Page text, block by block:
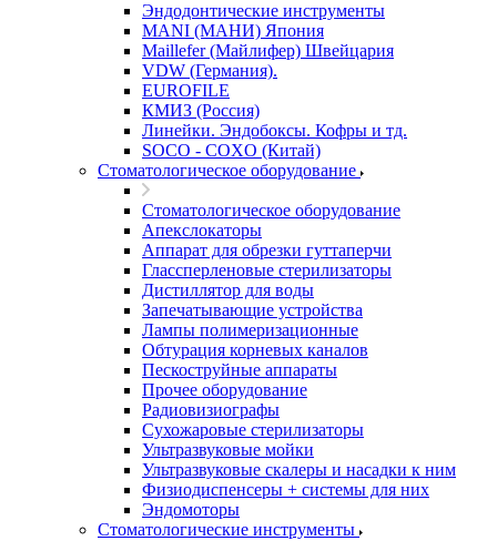
Эндодонтические инструменты
MANI (МАНИ) Япония
Maillefer (Майлифер) Швейцария
VDW (Германия).
EUROFILE
КМИЗ (Россия)
Линейки. Эндобоксы. Кофры и тд.
SOCO - COXO (Китай)
Стоматологическое оборудование
Стоматологическое оборудование
Апекслокаторы
Аппарат для обрезки гуттаперчи
Глассперленовые стерилизаторы
Дистиллятор для воды
Запечатывающие устройства
Лампы полимеризационные
Обтурация корневых каналов
Пескоструйные аппараты
Прочее оборудование
Радиовизиографы
Сухожаровые стерилизаторы
Ультразвуковые мойки
Ультразвуковые скалеры и насадки к ним
Физиодиспенсеры + системы для них
Эндомоторы
Стоматологические инструменты